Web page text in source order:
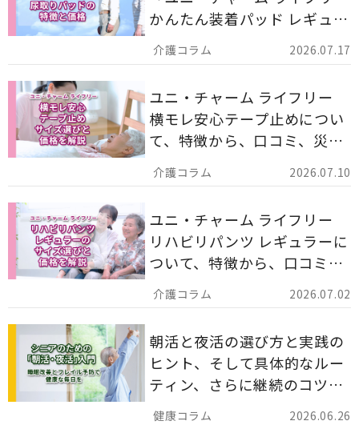
2026.07.17
かんたん装着パッド レギュラ
ー 計162枚」について解説し
ます。
2026.07.10
ユニ・チャーム ライフリー
横モレ安心テープ止めについ
て、特徴から、口コミ、災害
備蓄としての活用法まで分か
りやすく解説します。
2026.07.02
ユニ・チャーム ライフリー
リハビリパンツ レギュラーに
ついて、特徴から、口コミ、
災害備蓄としての活用法まで
分かりやすく解説します。
2026.06.26
朝活と夜活の選び方と実践の
ヒント、そして具体的なルー
ティン、さらに継続のコツま
でを詳しくご紹介します。